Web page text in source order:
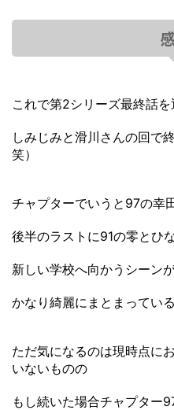
これで第2シリーズ最終話
しみじみと滑川さんの回で
笑）
チャプターでいうと97の幸
後半のラストに91の零とひ
新しい学校へ向かうシーン
かなり綺麗にまとまってい
ただ気になるのは現時点に
いないものの
もし続いた場合チャプター